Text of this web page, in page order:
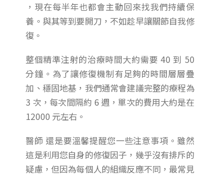
，現在每半年也都會主動回來找我們持續保
養。與其等到要開刀，不如趁早讓關節自我修
復。
整個精準注射的治療時間大約需要 40 到 50
分鐘。為了讓修復機制有足夠的時間層層疊
加、穩固地基，我們通常會建議完整的療程為
3 次，每次間隔約 6 週，單次的費用大約是在
12000 元左右。
醫師 還是要溫馨提醒您一些注意事項。雖然
這是利用您自身的修復因子，幾乎沒有排斥的
疑慮，但因為每個人的組織反應不同，最常見